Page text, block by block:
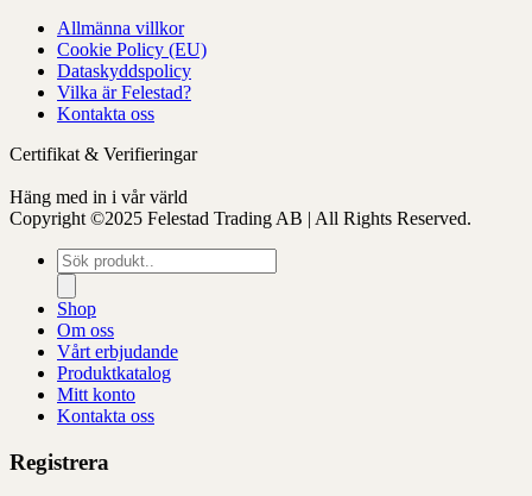
Allmänna villkor
Cookie Policy (EU)
Dataskyddspolicy
Vilka är Felestad?
Kontakta oss
Certifikat & Verifieringar
Häng med in i vår värld
Copyright ©2025 Felestad Trading AB | All Rights Reserved.
Produktsökning
Shop
Om oss
Vårt erbjudande
Produktkatalog
Mitt konto
Kontakta oss
Registrera